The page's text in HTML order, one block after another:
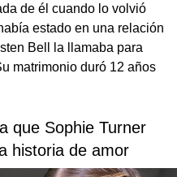
de él cuando lo volvió
estado en una relación
Bell la llamaba para
matrimonio duró 12 años
que Sophie Turner
historia de amor